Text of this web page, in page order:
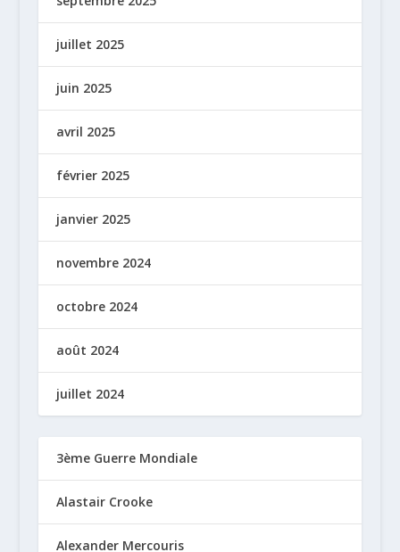
juillet 2025
juin 2025
avril 2025
février 2025
janvier 2025
novembre 2024
octobre 2024
août 2024
juillet 2024
3ème Guerre Mondiale
Alastair Crooke
Alexander Mercouris